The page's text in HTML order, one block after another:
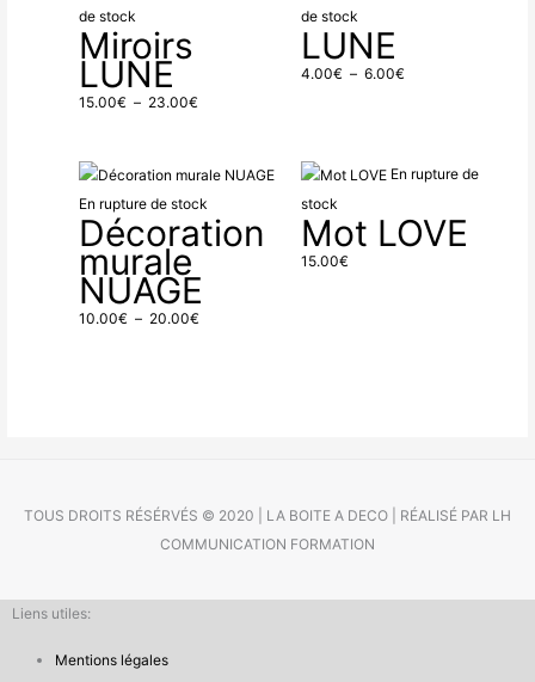
de stock
Miroirs
LUNE
15.00€ – 23.00€
de stock
LUNE
4.00€ – 6.00€
En rupture de stock
Décoration
murale
NUAGE
10.00€ – 20.00€
Plage
de
prix :
à
En rupture de
stock
Mot LOVE
15.00€
TOUS DROITS RÉSÉRVÉS © 2020 | LA BOITE A DECO | RÉALISÉ PAR LH
COMMUNICATION FORMATION
Liens utiles:
Mentions légales